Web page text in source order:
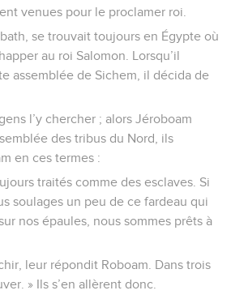
venues pour le proclamer roi.
se trouvait toujours en Égypte où
au roi Salomon. Lorsqu’il
assemblée de Sichem, il décida de
l’y chercher ; alors Jéroboam
des tribus du Nord, ils
en ces termes :
traités comme des esclaves. Si
soulages un peu de ce fardeau qui
nos épaules, nous sommes prêts à
leur répondit Roboam. Dans trois
» Ils s’en allèrent donc.